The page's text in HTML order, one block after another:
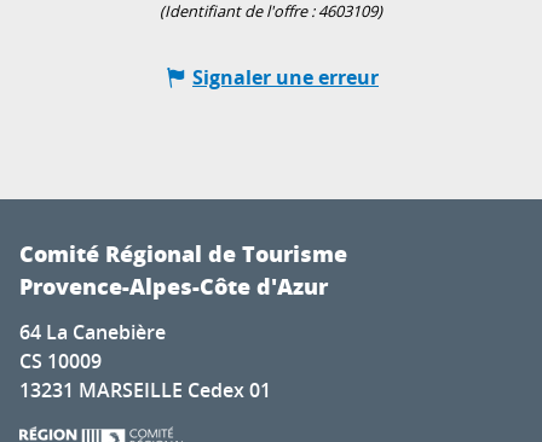
(Identifiant de l'offre :4603109)
Signaler une erreur
Comité Régional de Tourisme
Provence-Alpes-Côte d'Azur
64 La Canebière
CS 10009
13231 MARSEILLE Cedex 01